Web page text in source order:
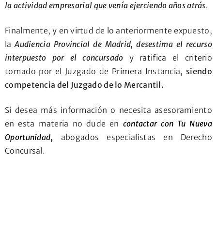
la actividad empresarial que venía ejerciendo años atrás.
Finalmente, y en virtud de lo anteriormente expuesto,
la Audiencia Provincial de Madrid, desestima el recurso
interpuesto por el concursado y ratifica el criterio
tomado por el Juzgado de Primera Instancia, siendo
competencia del Juzgado de lo Mercantil.
Si desea más información o necesita asesoramiento
en esta materia no dude en contactar con Tu Nueva
Oportunidad, abogados especialistas en Derecho
Concursal.